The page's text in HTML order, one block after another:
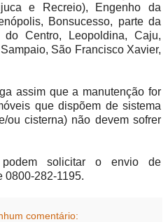
e Recreio), Engenho da
Bonsucesso, parte da
do Centro, Leopoldina, Caju,
São Francisco Xavier,
assim que a manutenção for
que dispõem de sistema
ou cisterna) não devem sofrer
solicitar o envio de
0800-282-1195.
comentário: